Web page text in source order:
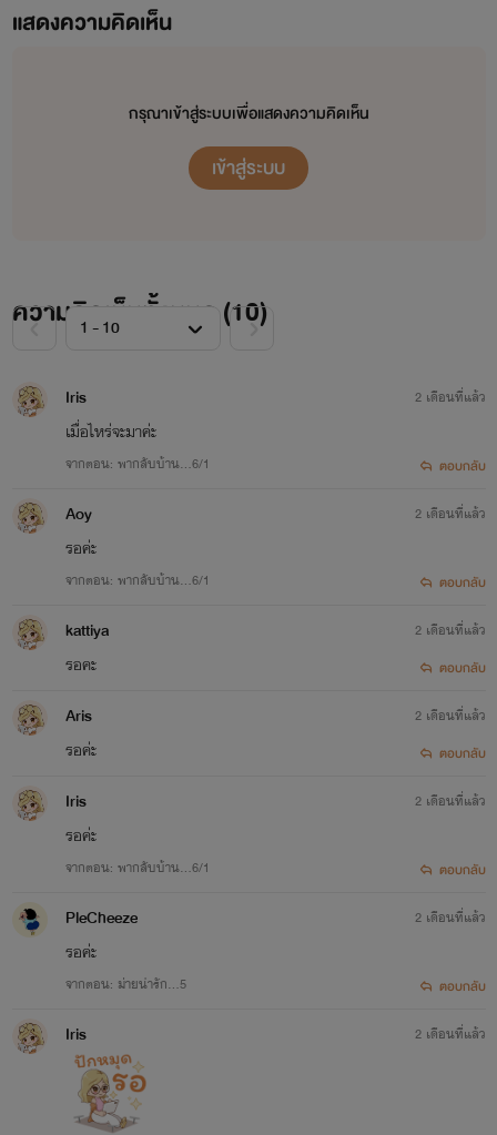
แสดงความคิดเห็น
กรุณาเข้าสู่ระบบเพื่อแสดงความคิดเห็น
เข้าสู่ระบบ
ความคิดเห็นทั้งหมด (10)
Iris
เมื่อไหร่จะมาค่ะ
จากตอน: พากลับบ้าน...6/1
2 เดือนที่แล้ว
ตอบกลับ
Aoy
รอค่ะ
จากตอน: พากลับบ้าน...6/1
2 เดือนที่แล้ว
ตอบกลับ
kattiya
รอคะ
2 เดือนที่แล้ว
ตอบกลับ
Aris
รอค่ะ
2 เดือนที่แล้ว
ตอบกลับ
Iris
รอค่ะ
จากตอน: พากลับบ้าน...6/1
2 เดือนที่แล้ว
ตอบกลับ
PleCheeze
รอค่ะ
จากตอน: ม่ายน่ารัก…5
2 เดือนที่แล้ว
ตอบกลับ
Iris 2 เดือนที่แล้ว